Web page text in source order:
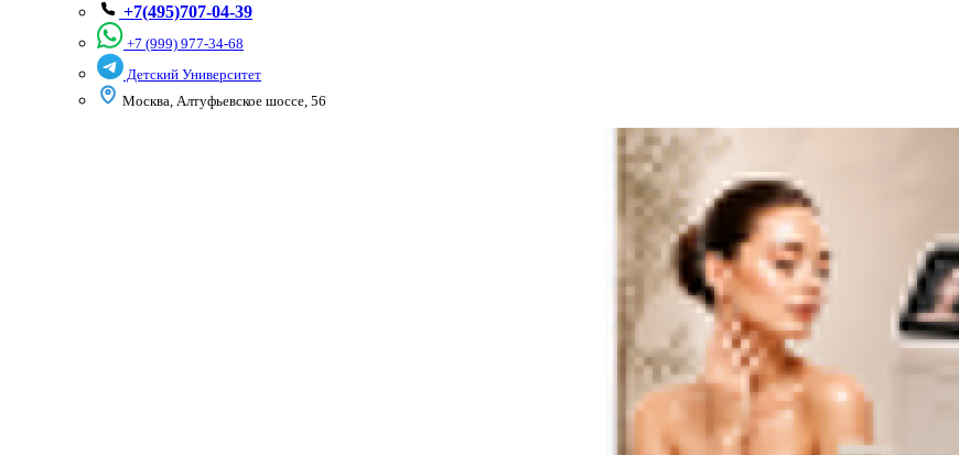
+7(495)707-04-39
+7 (999) 977-34-68
Детский Университет
Москва, Алтуфьевское шоссе, 56